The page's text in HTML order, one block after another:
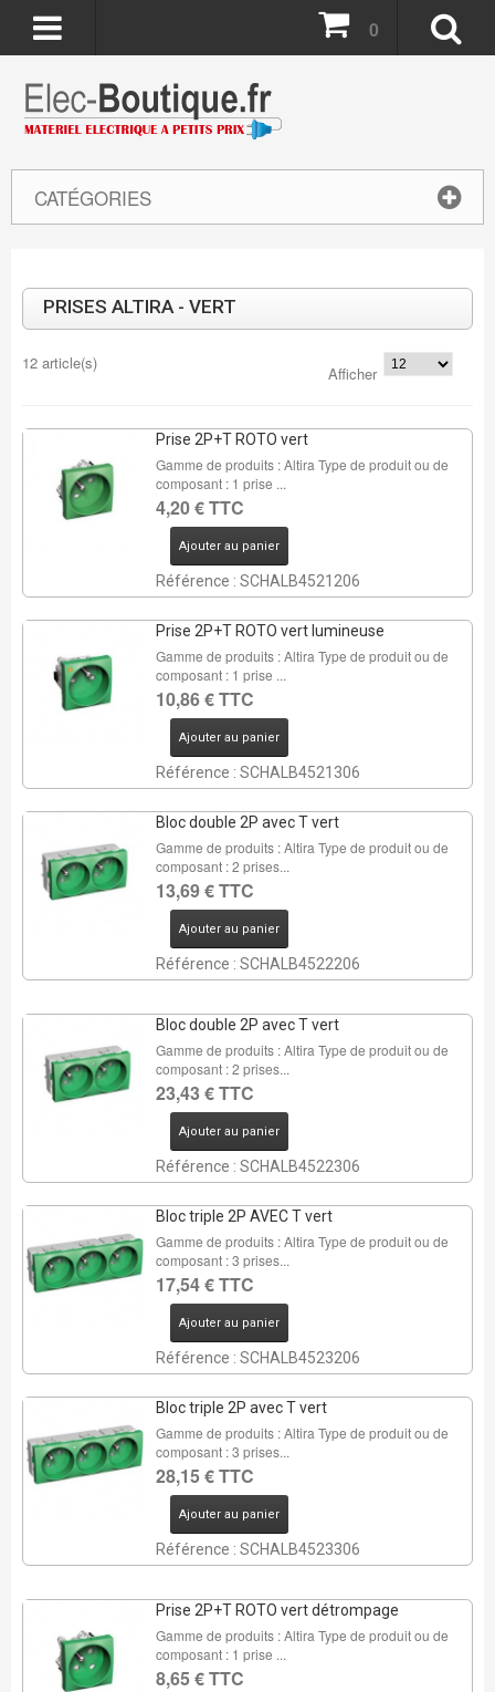
CATÉGORIES
0
PRISES ALTIRA - VERT
12 article(s)
Afficher
Prise 2P+T ROTO vert
Gamme de produits : Altira Type de produit ou de
composant : 1 prise ...
4,20 € TTC
Ajouter au panier
Référence : SCHALB4521206
Prise 2P+T ROTO vert lumineuse
Gamme de produits : Altira Type de produit ou de
composant : 1 prise ...
10,86 € TTC
Ajouter au panier
Référence : SCHALB4521306
Bloc double 2P avec T vert
Gamme de produits : Altira Type de produit ou de
composant : 2 prises...
13,69 € TTC
Ajouter au panier
Référence : SCHALB4522206
Bloc double 2P avec T vert
Gamme de produits : Altira Type de produit ou de
composant : 2 prises...
23,43 € TTC
Ajouter au panier
Référence : SCHALB4522306
Bloc triple 2P AVEC T vert
Gamme de produits : Altira Type de produit ou de
composant : 3 prises...
17,54 € TTC
Ajouter au panier
Référence : SCHALB4523206
Bloc triple 2P avec T vert
Gamme de produits : Altira Type de produit ou de
composant : 3 prises...
28,15 € TTC
Ajouter au panier
Référence : SCHALB4523306
Prise 2P+T ROTO vert détrompage
Gamme de produits : Altira Type de produit ou de
composant : 1 prise ...
8,65 € TTC